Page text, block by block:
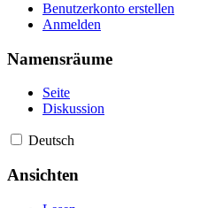
Benutzerkonto erstellen
Anmelden
Namensräume
Seite
Diskussion
Deutsch
Ansichten